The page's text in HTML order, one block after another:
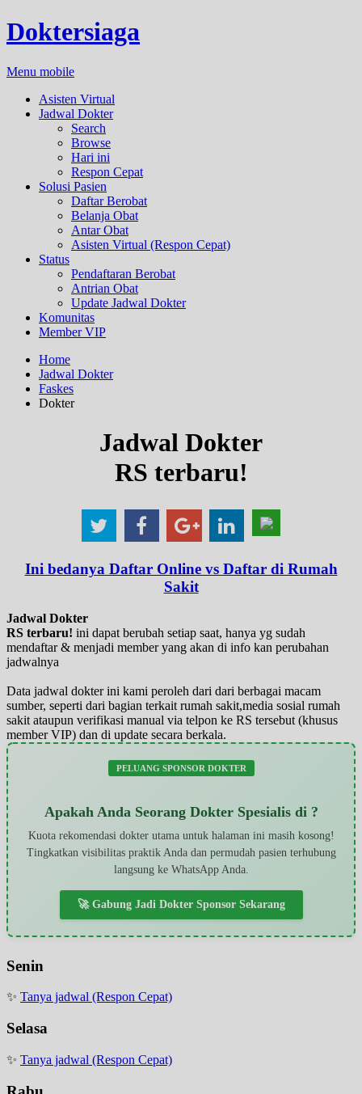
Doktersiaga
Menu mobile
Asisten Virtual
Jadwal Dokter
Search
Browse
Hari ini
Respon Cepat
Solusi Pasien
Daftar Berobat
Belanja Obat
Antar Obat
Asisten Virtual (Respon Cepat)
Status
Pendaftaran Berobat
Antrian Obat
Update Jadwal Dokter
Komunitas
Member VIP
Home
Jadwal Dokter
Faskes
Dokter
Jadwal Dokter
RS terbaru!
Ini bedanya Daftar Online vs Daftar di Rumah
Sakit
Jadwal Dokter
RS terbaru! ini dapat berubah setiap saat, hanya yg sudah
mendaftar & menjadi member yang akan di info kan perubahan
jadwalnya
Data jadwal dokter ini kami peroleh dari dari berbagai macam
sumber, seperti dari bagian terkait rumah sakit,media sosial rumah
sakit ataupun verifikasi manual via telpon ke RS tersebut (khusus
member VIP) dan di update secara berkala.
PELUANG SPONSOR DOKTER
Apakah Anda Seorang Dokter Spesialis di ?
Kuota rekomendasi dokter utama untuk halaman ini masih kosong!
Tingkatkan visibilitas praktik Anda dan permudah pasien terhubung
langsung ke WhatsApp Anda.
🚀 Gabung Jadi Dokter Sponsor Sekarang
Senin
✨ Tanya jadwal (Respon Cepat)
Selasa
✨ Tanya jadwal (Respon Cepat)